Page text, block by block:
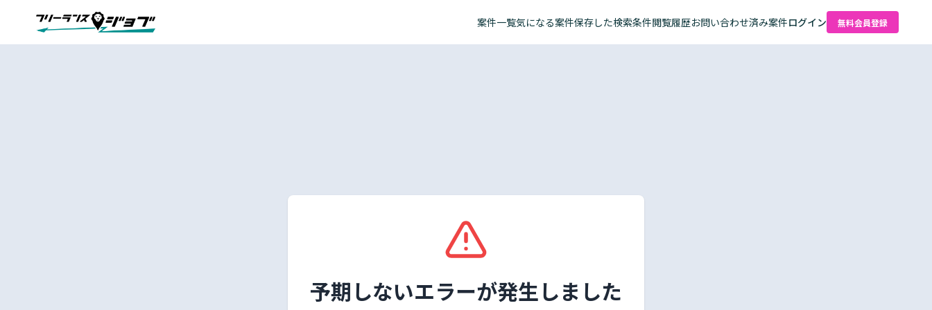
案件一覧気になる案件保存した検索条件閲覧履歴お問い合わせ済み案件ログイン 無料会員登録
予期しないエラーが発生しました